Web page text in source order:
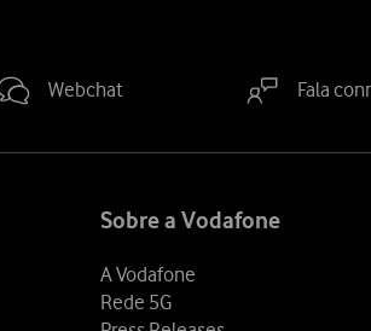
Webchat Fala
Sobre a Vodafone
A Vodafone
Rede 5G